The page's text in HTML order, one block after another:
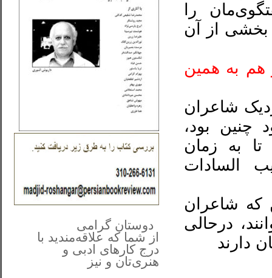
را
از آن
هم به همین
شاعران
چنین بود،
به زمان
السادات
شاعران
درحالی
دارند
دوستان گرامی
از شما که علاقه‌مندید با
درج کارهای‌ ادبی و
هنری‌تان و نیز